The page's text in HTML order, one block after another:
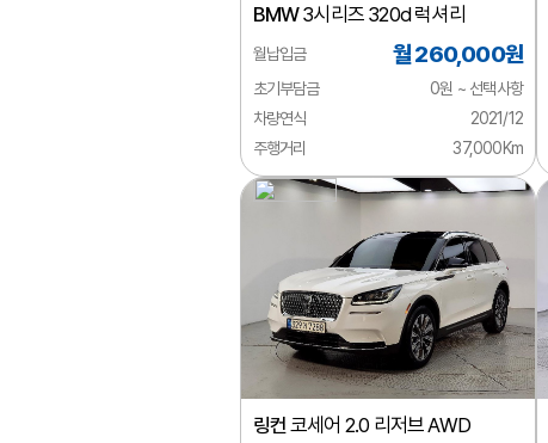
스즈키
시보레
시트로엥
알파로메오
애스턴마틴
오펠
올즈모빌
이네오스
이베코
BMW3시리즈 320d 럭셔리
월납입금 월 260,000원
초기부담금
0원 ~ 선택사항
차량연식
2021/12
주행거리
37,000Km
링컨 코세어 2.0 리저브 AWD